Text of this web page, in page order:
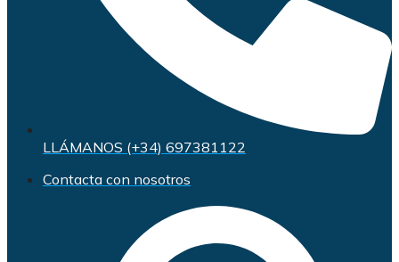
LLÁMANOS (+34) 697381122
Contacta con nosotros